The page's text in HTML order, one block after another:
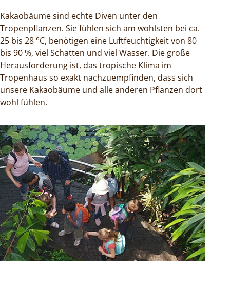
Kakaobäume sind echte Diven unter den
Tropenpflanzen. Sie fühlen sich am wohlsten bei ca.
25 bis 28 °C, benötigen eine Luftfeuchtigkeit von 80
bis 90 %, viel Schatten und viel Wasser. Die große
Herausforderung ist, das tropische Klima im
Tropenhaus so exakt nachzuempfinden, dass sich
unsere Kakaobäume und alle anderen Pflanzen dort
wohl fühlen.